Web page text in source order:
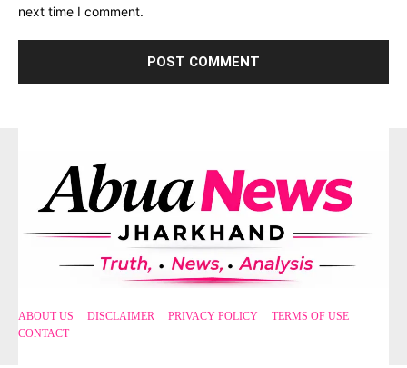
next time I comment.
ABOUT US DISCLAIMER PRIVACY POLICY
TERMS OF USE
CONTACT